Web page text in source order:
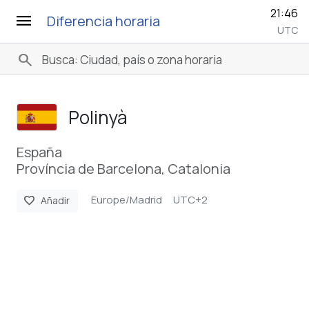
menu Diferencia horaria 21:46
UTC
search
Polinyà
España
Província de Barcelona, Catalonia
favorite Añadir Europe/Madrid UTC+2